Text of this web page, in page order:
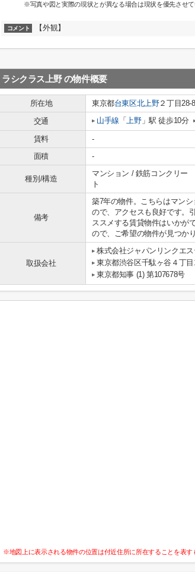
※写真や図と実際の現状とが異なる場合は現状を優先させ
コメント 【外観】
ラシクラス上野の物件概要
所在地 東京都台東区北上野２丁目28-8
交通
山手線 「上野」駅 徒歩10分
賃料 -
面積
-
種別/構造
マンション / 鉄筋コンクリー
ト
備考
築7年の物件。こちらはマン
ので、アクセスも良好です。
ススメする賃貸物件はいかが
ので、ご希望の物件が見つかり
取扱会社
株式会社ジャパンリンクエ
東京都渋谷区千駄ヶ谷４丁
東京都知事 (1) 第107678号
※地図上に表示される物件の位置は付近住所に所在することを表